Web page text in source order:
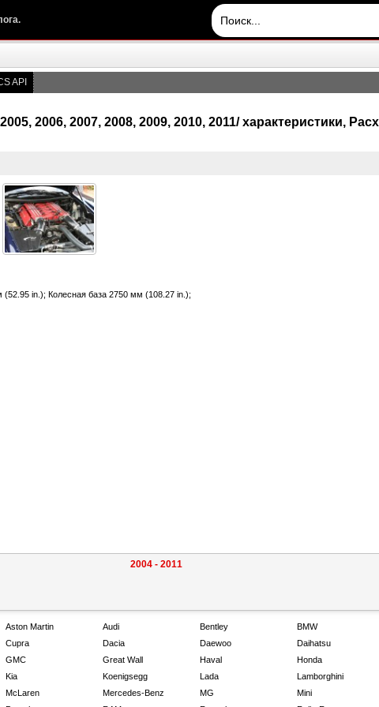
API
2006, 2007, 2008, 2009, 2010, 2011/ характеристики,
in.); Колесная база 2750 мм (108.27 in.);
2004 - 2011
Aston Martin Audi Bentley BMW
Cupra Dacia Daewoo Daihatsu
GMC Great Wall Haval Honda
Kia Koenigsegg Lada Lamborghini
McLaren Mercedes-Benz MG Mini